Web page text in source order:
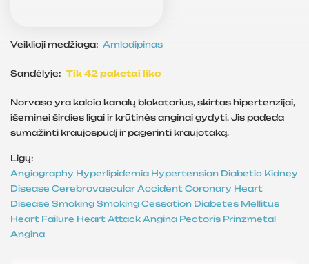
Veiklioji medžiaga: Amlodipinas
Sandėlyje: Tik 42 paketai liko
Norvasc yra kalcio kanalų blokatorius, skirtas hipertenzijai,
išeminei širdies ligai ir krūtinės anginai gydyti. Jis padeda
sumažinti kraujospūdį ir pagerinti kraujotaką.
Ligų:
Angiography Hyperlipidemia Hypertension Diabetic Kidney
Disease Cerebrovascular Accident Coronary Heart
Disease Smoking Smoking Cessation Diabetes Mellitus
Heart Failure Heart Attack Angina Pectoris Prinzmetal
Angina